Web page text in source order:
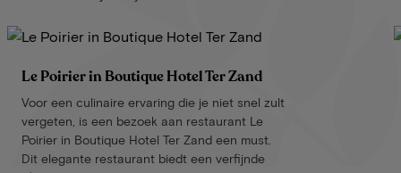
Le Poirier in Boutique Hotel Ter Zand
Voor een culinaire ervaring die je niet snel zult
vergeten, is een bezoek aan restaurant Le
Poirier in Boutique Hotel Ter Zand een must.
Dit elegante restaurant biedt een verfijnde